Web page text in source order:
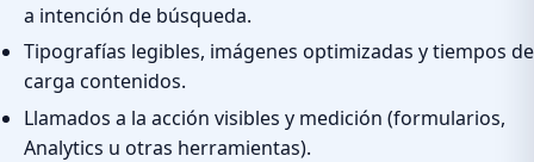
a intención de búsqueda.
Tipografías legibles, imágenes optimizadas y tiempos de
carga contenidos.
Llamados a la acción visibles y medición (formularios,
Analytics u otras herramientas).